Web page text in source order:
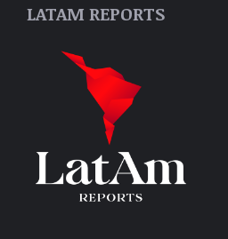
LATAM REPORTS